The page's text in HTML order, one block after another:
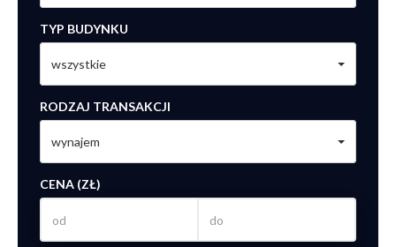
TYP BUDYNKU
wszystkie
RODZAJ TRANSAKCJI
wynajem
CENA (ZŁ)